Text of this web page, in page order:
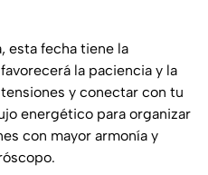
esta fecha tiene la
la paciencia y la
y conectar con tu
energético para organizar
con mayor armonía y